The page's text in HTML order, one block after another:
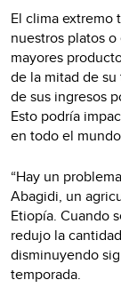
El clima extremo
nuestros platos
mayores
de la mitad de
de sus ingresos
Esto podría
en todo el
“Hay un
Abagidi, un
Etiopía. Cuando
redujo la
disminuyendo
temporada.